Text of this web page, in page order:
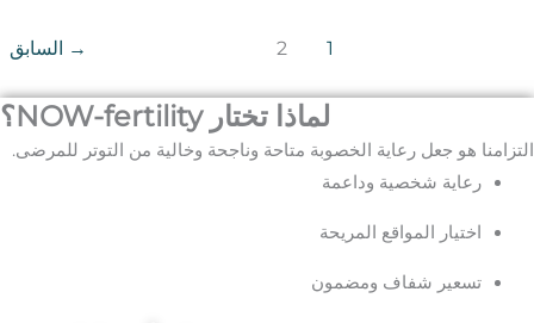
→ السابق 1
2
لماذا تختار NOW-fertility؟
التزامنا هو جعل رعاية الخصوبة متاحة وناجحة وخالية من التوتر للمرضى.
رعاية شخصية وداعمة
اختيار المواقع المريحة
تسعير شفاف ومضمون